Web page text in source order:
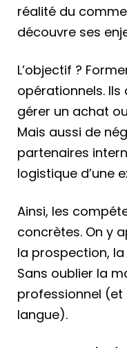
réalité du
découvre ses
L’objectif ?
opérationnels.
gérer un achat
Mais aussi de
partenaires
logistique d’une
Ainsi, les
concrètes. On y
la prospection,
Sans oublier la
professionnel (et
langue).